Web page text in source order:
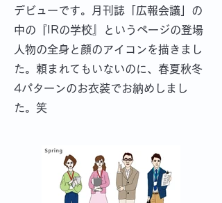
デビューです。月刊誌「広報会議」の
中の『IRの学校』というページの登場
人物の全身と顔のアイコンを描きまし
た。頼まれてもいないのに、春夏秋冬
4パターンのお衣装でお納めしまし
た。笑